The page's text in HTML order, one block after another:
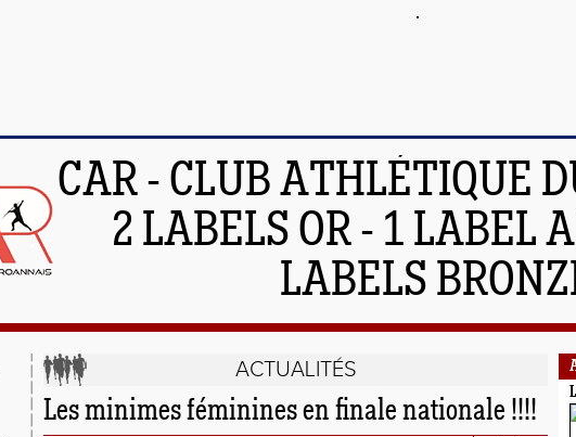
CAR - CLUB ATHLÉTIQUE
2 LABELS OR - 1 LABEL
LABELS
ACTUALITÉS
Les minimes féminines en finale nationale !!!!